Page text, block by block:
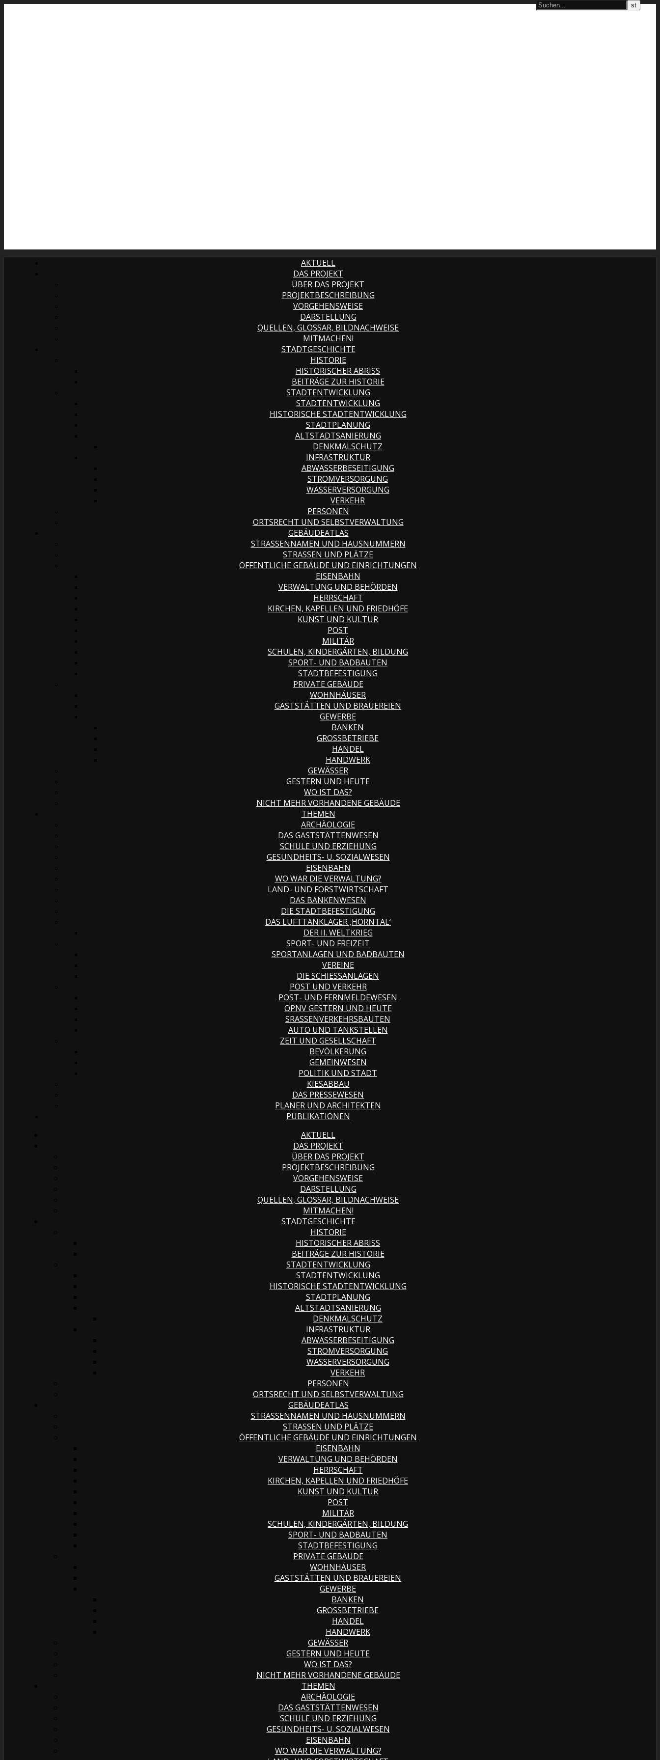
AKTUELL
DAS PROJEKT
ÜBER DAS PROJEKT
PROJEKTBESCHREIBUNG
VORGEHENSWEISE
DARSTELLUNG
QUELLEN, GLOSSAR, BILDNACHWEISE
MITMACHEN!
STADTGESCHICHTE
HISTORIE
HISTORISCHER ABRISS
BEITRÄGE ZUR HISTORIE
STADTENTWICKLUNG
STADTENTWICKLUNG
HISTORISCHE STADTENTWICKLUNG
STADTPLANUNG
ALTSTADTSANIERUNG
DENKMALSCHUTZ
INFRASTRUKTUR
ABWASSERBESEITIGUNG
STROMVERSORGUNG
WASSERVERSORGUNG
VERKEHR
PERSONEN
ORTSRECHT UND SELBSTVERWALTUNG
GEBÄUDEATLAS
STRASSENNAMEN UND HAUSNUMMERN
STRASSEN UND PLÄTZE
ÖFFENTLICHE GEBÄUDE UND EINRICHTUNGEN
EISENBAHN
VERWALTUNG UND BEHÖRDEN
HERRSCHAFT
KIRCHEN, KAPELLEN UND FRIEDHÖFE
KUNST UND KULTUR
POST
MILITÄR
SCHULEN, KINDERGÄRTEN, BILDUNG
SPORT- UND BADBAUTEN
STADTBEFESTIGUNG
PRIVATE GEBÄUDE
WOHNHÄUSER
GASTSTÄTTEN UND BRAUEREIEN
GEWERBE
BANKEN
GROSSBETRIEBE
HANDEL
HANDWERK
GEWÄSSER
GESTERN UND HEUTE
WO IST DAS?
NICHT MEHR VORHANDENE GEBÄUDE
THEMEN
ARCHÄOLOGIE
DAS GASTSTÄTTENWESEN
SCHULE UND ERZIEHUNG
GESUNDHEITS- U. SOZIALWESEN
EISENBAHN
WO WAR DIE VERWALTUNG?
LAND- UND FORSTWIRTSCHAFT
DAS BANKENWESEN
DIE STADTBEFESTIGUNG
DAS LUFTTANKLAGER ‚HORNTAL‘
DER II. WELTKRIEG
SPORT- UND FREIZEIT
SPORTANLAGEN UND BADBAUTEN
VEREINE
DIE SCHIESSANLAGEN
POST UND VERKEHR
POST- UND FERNMELDEWESEN
ÖPNV GESTERN UND HEUTE
SRASSENVERKEHRSBAUTEN
AUTO UND TANKSTELLEN
ZEIT UND GESELLSCHAFT
BEVÖLKERUNG
GEMEINWESEN
POLITIK UND STADT
KIESABBAU
DAS PRESSEWESEN
PLANER UND ARCHITEKTEN
PUBLIKATIONEN
AKTUELL
DAS PROJEKT
ÜBER DAS PROJEKT
PROJEKTBESCHREIBUNG
VORGEHENSWEISE
DARSTELLUNG
QUELLEN, GLOSSAR, BILDNACHWEISE
MITMACHEN!
STADTGESCHICHTE
HISTORIE
HISTORISCHER ABRISS
BEITRÄGE ZUR HISTORIE
STADTENTWICKLUNG
STADTENTWICKLUNG
HISTORISCHE STADTENTWICKLUNG
STADTPLANUNG
ALTSTADTSANIERUNG
DENKMALSCHUTZ
INFRASTRUKTUR
ABWASSERBESEITIGUNG
STROMVERSORGUNG
WASSERVERSORGUNG
VERKEHR
PERSONEN
ORTSRECHT UND SELBSTVERWALTUNG
GEBÄUDEATLAS
STRASSENNAMEN UND HAUSNUMMERN
STRASSEN UND PLÄTZE
ÖFFENTLICHE GEBÄUDE UND EINRICHTUNGEN
EISENBAHN
VERWALTUNG UND BEHÖRDEN
HERRSCHAFT
KIRCHEN, KAPELLEN UND FRIEDHÖFE
KUNST UND KULTUR
POST
MILITÄR
SCHULEN, KINDERGÄRTEN, BILDUNG
SPORT- UND BADBAUTEN
STADTBEFESTIGUNG
PRIVATE GEBÄUDE
WOHNHÄUSER
GASTSTÄTTEN UND BRAUEREIEN
GEWERBE
BANKEN
GROSSBETRIEBE
HANDEL
HANDWERK
GEWÄSSER
GESTERN UND HEUTE
WO IST DAS?
NICHT MEHR VORHANDENE GEBÄUDE
THEMEN
ARCHÄOLOGIE
DAS GASTSTÄTTENWESEN
SCHULE UND ERZIEHUNG
GESUNDHEITS- U. SOZIALWESEN
EISENBAHN
WO WAR DIE VERWALTUNG?